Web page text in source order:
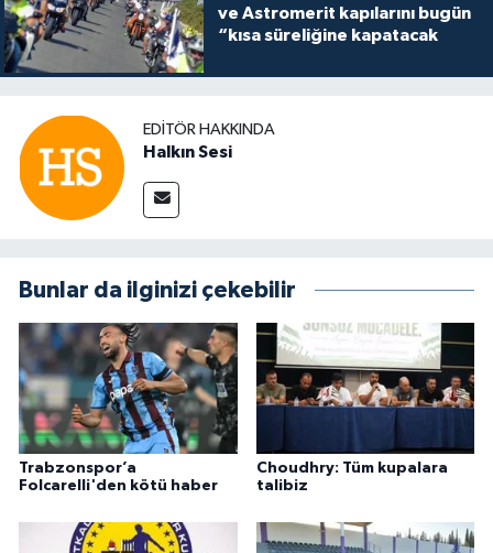
ve Astromerit kapılarını bugün
“kısa süreliğine kapatacak
EDITÖR HAKKINDA
Halkın Sesi
Bunlar da ilginizi çekebilir
Trabzonspor’a
Folcarelli'den kötü haber
Choudhry: Tüm kupalara
talibiz